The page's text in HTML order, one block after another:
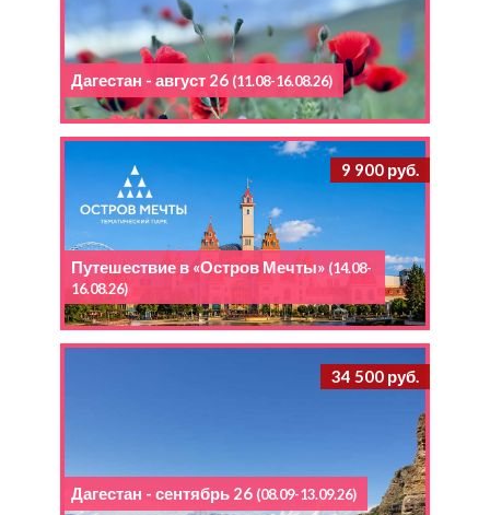
Дагестан - август 26 (11.08-16.08.26)
9 900 руб.
Путешествие в «Остров Мечты» (14.08-
16.08.26)
34 500 руб.
Дагестан - сентябрь 26 (08.09-13.09.26)